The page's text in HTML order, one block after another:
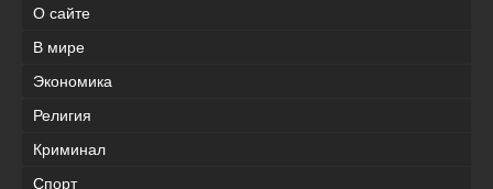
О сайте
В мире
Экономика
Религия
Криминал
Спорт